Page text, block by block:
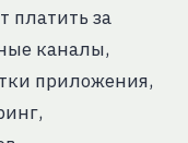
платить за
каналы,
приложения,